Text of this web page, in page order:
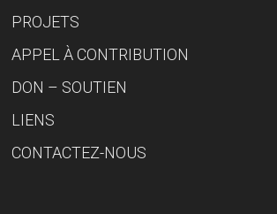
PROJETS
APPEL À CONTRIBUTION
DON – SOUTIEN
LIENS
CONTACTEZ-NOUS